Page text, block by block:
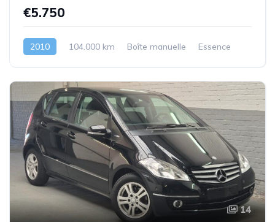
€5.750
2010 104.000 km Boîte manuelle Essence
14